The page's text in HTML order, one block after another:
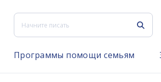
Программы помощи семьям